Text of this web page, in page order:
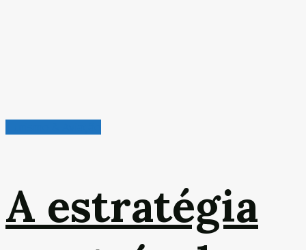
A estratégia